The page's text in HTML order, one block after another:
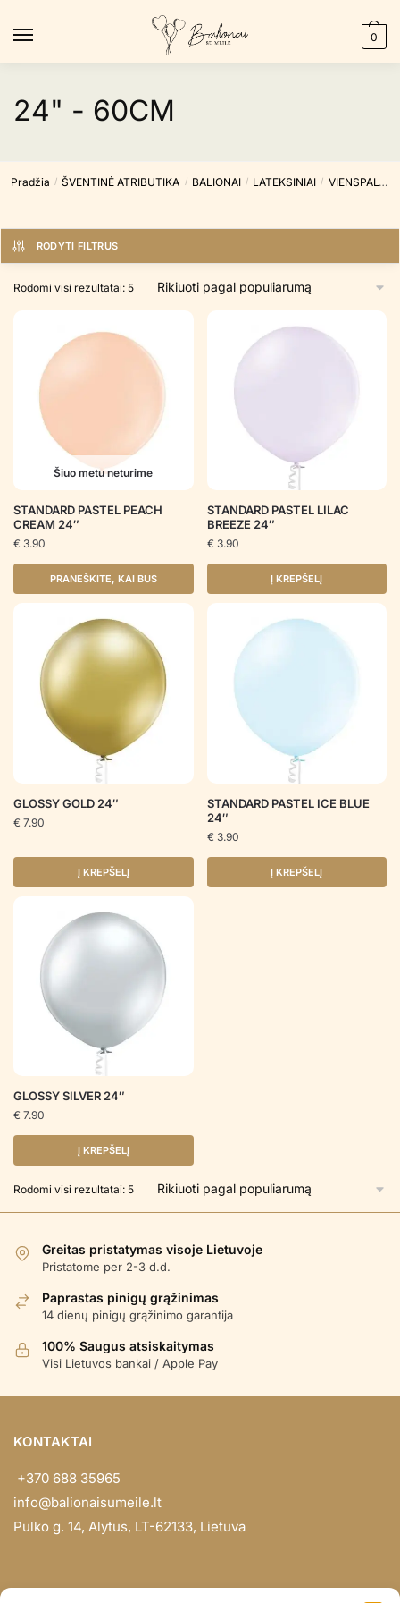
0
24" - 60CM
Pradžia / ŠVENTINĖ ATRIBUTIKA / BALIONAI / LATEKSINIAI / VIENSPALVIAI
RODYTI FILTRUS
Rodomi visi rezultatai: 5Rūšiuojama
populiarumą
Šiuo metu neturime
STANDARD PASTEL PEACH
CREAM 24″
€ 3.90
PRANEŠKITE, KAI BUS
STANDARD PASTEL LILAC
BREEZE 24″
€ 3.90
Į KREPŠELĮ
GLOSSY GOLD 24″
€ 7.90
Į KREPŠELĮ
STANDARD PASTEL ICE BLUE
24″
€ 3.90
Į KREPŠELĮ
GLOSSY SILVER 24″
€ 7.90
Į KREPŠELĮ
Rodomi visi rezultatai: 5Rūšiuojama
Greitas pristatymas visoje Lietuvoje
Pristatome per 2-3 d.d.
Paprastas pinigų grąžinimas
14 dienų pinigų grąžinimo garantija
100% Saugus atsiskaitymas
Visi Lietuvos bankai / Apple Pay
KONTAKTAI
+370 688 35965
info@balionaisumeile.lt
Pulko g. 14, Alytus, LT-62133, Lietuva